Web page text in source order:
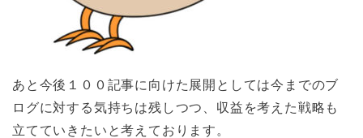
あと今後１００記事に向けた展開としては今までのブ
ログに対する気持ちは残しつつ、収益を考えた戦略も
立てていきたいと考えております。